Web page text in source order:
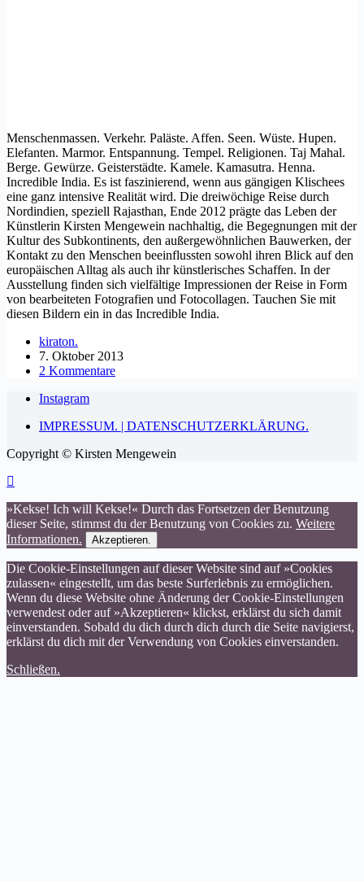
Menschenmassen. Verkehr. Paläste. Affen. Seen. Wüste. Hupen.
Elefanten. Marmor. Entspannung. Tempel. Religionen. Taj Mahal.
Berge. Gewürze. Geisterstädte. Kamele. Kamasutra. Henna.
Incredible India. Es ist faszinierend, wenn aus gängigen Klischees
eine ganz intensive Realität wird. Die dreiwöchige Reise durch
Nordindien, speziell Rajasthan, Ende 2012 prägte das Leben der
Künstlerin Kirsten Mengewein nachhaltig, die Begegnungen mit der
Kultur des Subkontinents, den außergewöhnlichen Bauwerken, der
Kontakt zu den Menschen beeinflussten sowohl ihren Blick auf den
europäischen Alltag als auch ihr künstlerisches Schaffen. In der
Ausstellung finden sich vielfältige Impressionen der Reise in Form
von bearbeiteten Fotografien und Fotocollagen. Tauchen Sie mit
diesen Bildern ein in das Incredible India.
kiraton.
7. Oktober 2013
2 Kommentare
Instagram
IMPRESSUM. | DATENSCHUTZERKLÄRUNG.
Copyright © Kirsten Mengewein
»Kekse! Ich will Kekse!« Durch das Fortsetzen der Benutzung
dieser Seite, stimmst du der Benutzung von Cookies zu. Weitere
Informationen.
Akzeptieren.
Die Cookie-Einstellungen auf dieser Website sind auf »Cookies
zulassen« eingestellt, um das beste Surferlebnis zu ermöglichen.
Wenn du diese Website ohne Änderung der Cookie-Einstellungen
verwendest oder auf »Akzeptieren« klickst, erklärst du sich damit
einverstanden. Sobald du dich durch dich durch die Seite navigierst,
erklärst du dich mit der Verwendung von Cookies einverstanden.
Schließen.